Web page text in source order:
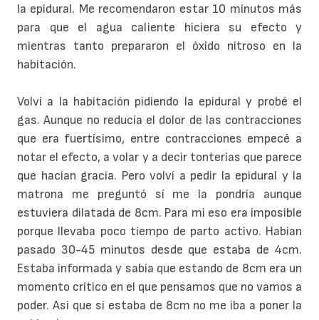
la epidural. Me recomendaron estar 10 minutos más
para que el agua caliente hiciera su efecto y
mientras tanto prepararon el óxido nitroso en la
habitación.
Volví a la habitación pidiendo la epidural y probé el
gas. Aunque no reducía el dolor de las contracciones
que era fuertísimo, entre contracciones empecé a
notar el efecto, a volar y a decir tonterías que parece
que hacían gracia. Pero volví a pedir la epidural y la
matrona me preguntó sí me la pondría aunque
estuviera dilatada de 8cm. Para mi eso era imposible
porque llevaba poco tiempo de parto activo. Habian
pasado 30-45 minutos desde que estaba de 4cm.
Estaba informada y sabía que estando de 8cm era un
momento crítico en el que pensamos que no vamos a
poder. Así que sí estaba de 8cm no me iba a poner la